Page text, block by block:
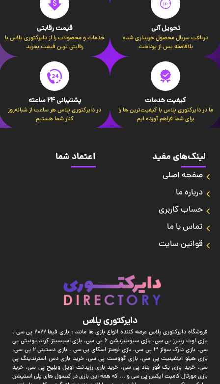
تحویل آنی
دریافت سریال محصول خریداری شده
بلافاصله پس از پرداخت
قیمت رقابتی
خدمات و محصولات را از دایرکتوری پلاس با
رقابتی ترین قیمت بخرید
کیفیت خدمات
ما در دایرکتوری پلاس با کیفیت‌ترین ها را
برای شما فراهم آورده ایم
پشتیبانی 24 ساعته
در دایرکتوری پلاس هر ساعت از شبانه‌روز
کنار شما هستیم
لینک‌های مفید
صفحه اصلی
درباره ما
حساب کاربری
تماس با ما
قوانین سایت
اعتماد شما
دایرکتوری پلاس
فروشگاه دایرکتوری پلاس عرضه کننده انواع بازی ها مانند : بازی فیفا 2022 پی سی ،
بازی اوت ریدرز پی سی، بازی سیویلیزیشن 6 پی سی، بازی اسیسینز کرید یونیتی پی
سی، بازی دارک سولز 3 پی سی، بازی نومنز اسکای پی سی ، بازی دستینی 2 پی سی،
بازی هیلو اینفینیت پی سی، بازی گووست پی سی، خرید بازی دس استرندینگ پی
سی، خرید بازی بک فور بلاد پی سی، خرید بازی رزیدنت اویل ویلیج پی سی، خرید
بازی مورتال کامبت ایکس پی سی و ... که همه این بازی در کنسول های پلی استیشن